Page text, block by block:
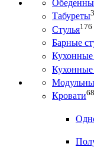
Табуреты3
Стулья176
Барные
Кухонные
Кровати